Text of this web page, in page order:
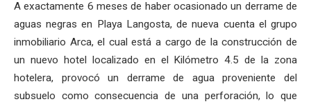
A exactamente 6 meses de haber ocasionado un derrame de
aguas negras en Playa Langosta, de nueva cuenta el grupo
inmobiliario Arca, el cual está a cargo de la construcción de
un nuevo hotel localizado en el Kilómetro 4.5 de la zona
hotelera, provocó un derrame de agua proveniente del
subsuelo como consecuencia de una perforación, lo que